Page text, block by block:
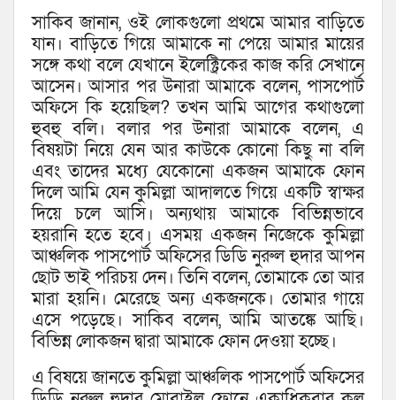
সাকিব জানান, ওই লোকগুলো প্রথমে আমার বাড়িতে
যান। বাড়িতে গিয়ে আমাকে না পেয়ে আমার মায়ের
সঙ্গে কথা বলে যেখানে ইলেক্ট্রিকের কাজ করি সেখানে
আসেন। আসার পর উনারা আমাকে বলেন, পাসপোর্ট
অফিসে কি হয়েছিল? তখন আমি আগের কথাগুলো
হুবহু বলি। বলার পর উনারা আমাকে বলেন, এ
বিষয়টা নিয়ে যেন আর কাউকে কোনো কিছু না বলি
এবং তাদের মধ্যে যেকোনো একজন আমাকে ফোন
দিলে আমি যেন কুমিল্লা আদালতে গিয়ে একটি স্বাক্ষর
দিয়ে চলে আসি। অন্যথায় আমাকে বিভিন্নভাবে
হয়রানি হতে হবে। এসময় একজন নিজেকে কুমিল্লা
আঞ্চলিক পাসপোর্ট অফিসের ডিডি নুরুল হুদার আপন
ছোট ভাই পরিচয় দেন। তিনি বলেন, তোমাকে তো আর
মারা হয়নি। মেরেছে অন্য একজনকে। তোমার গায়ে
এসে পড়েছে। সাকিব বলেন, আমি আতঙ্কে আছি।
বিভিন্ন লোকজন দ্বারা আমাকে ফোন দেওয়া হচ্ছে।
এ বিষয়ে জানতে কুমিল্লা আঞ্চলিক পাসপোর্ট অফিসের